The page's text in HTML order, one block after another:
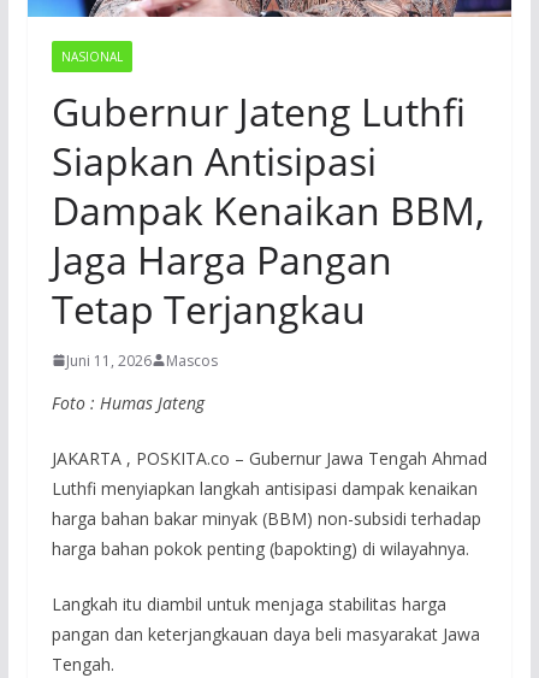
NASIONAL
Gubernur Jateng Luthfi
Siapkan Antisipasi
Dampak Kenaikan BBM,
Jaga Harga Pangan
Tetap Terjangkau
Juni 11, 2026 Mascos
Foto : Humas Jateng
JAKARTA , POSKITA.co – Gubernur Jawa Tengah Ahmad
Luthfi menyiapkan langkah antisipasi dampak kenaikan
harga bahan bakar minyak (BBM) non-subsidi terhadap
harga bahan pokok penting (bapokting) di wilayahnya.
Langkah itu diambil untuk menjaga stabilitas harga
pangan dan keterjangkauan daya beli masyarakat Jawa
Tengah.